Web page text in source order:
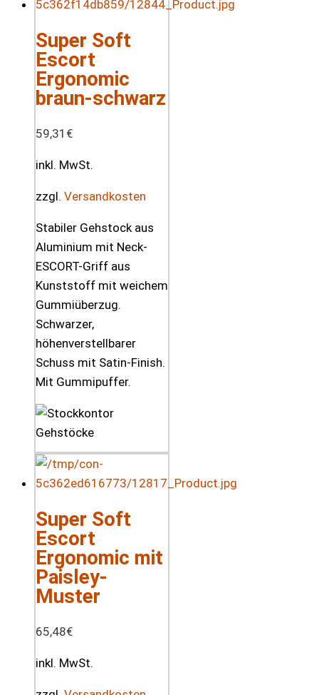
Super Soft
Escort
Ergonomic
braun-schwarz
59,31 €
inkl. MwSt.
zzgl. Versandkosten
Stabiler Gehstock aus
Aluminium mit Neck-
ESCORT-Griff aus
Kunststoff mit weichem
Gummiüberzug.
Schwarzer,
höhenverstellbarer
Schuss mit Satin-Finish.
Mit Gummipuffer.
Super Soft
Escort
Ergonomic mit
Paisley-
Muster
65,48€
inkl. MwSt.